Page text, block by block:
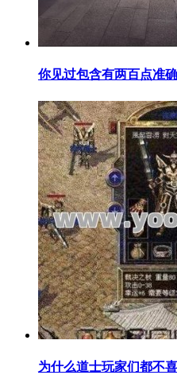
你见过包含有两百点准
为什么道士玩家们都不